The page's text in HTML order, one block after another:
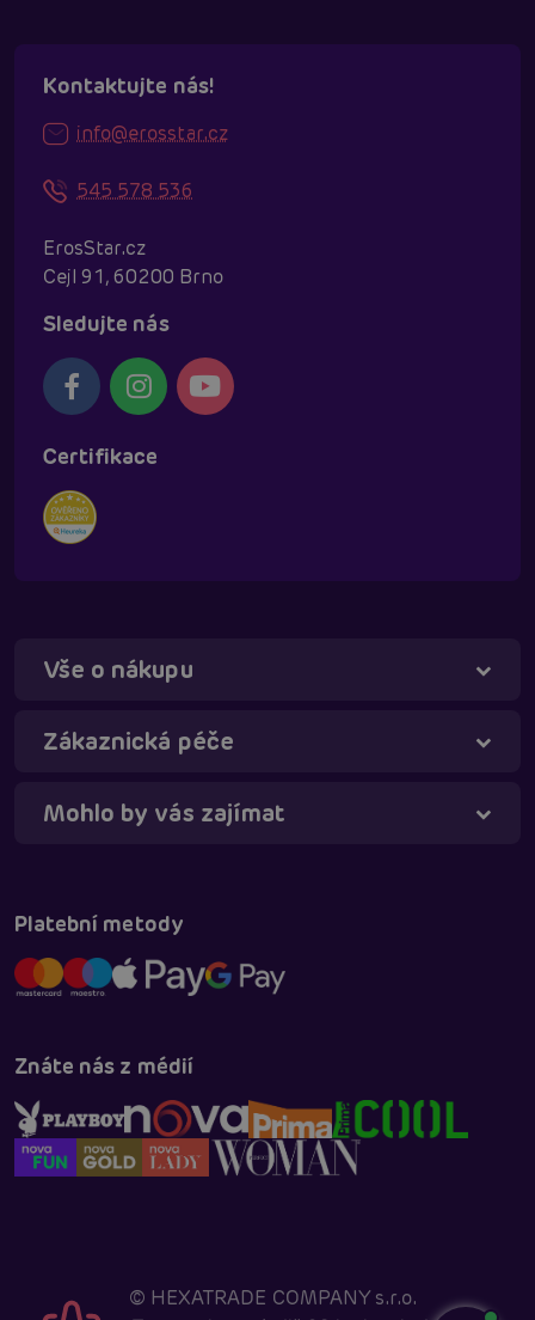
Kontaktujte nás!
info@erosstar.cz
545 578 536
ErosStar.cz
Cejl 91, 60200 Brno
Sledujte nás
Certifikace
Vše o nákupu
Zákaznická péče
Mohlo by vás zajímat
Platební metody
Znáte nás z médií
© HEXATRADE COMPANY s.r.o.